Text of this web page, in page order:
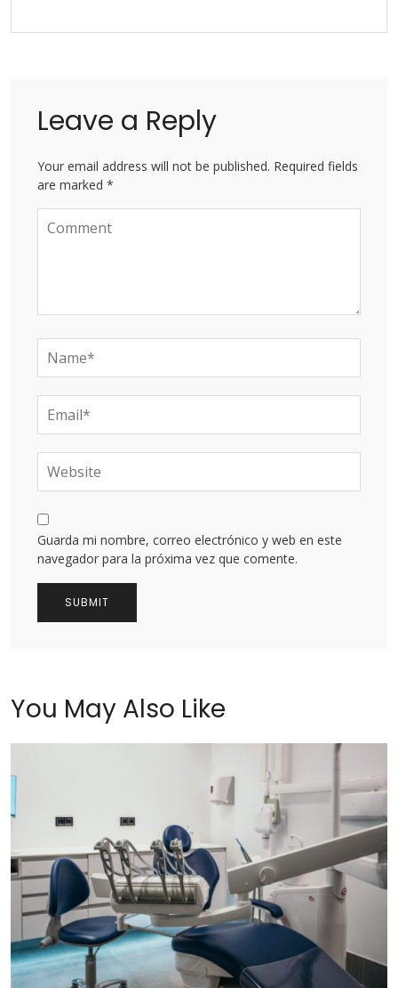
Leave a Reply
Your email address will not be published. Required fields
are marked *
Guarda mi nombre, correo electrónico y web en este
navegador para la próxima vez que comente.
You May Also Like